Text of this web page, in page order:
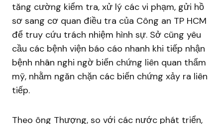
tăng cường kiểm tra, xử lý các vi phạm, gửi hồ
sơ sang cơ quan điều tra của Công an TP HCM
để truy cứu trách nhiệm hình sự. Sở cũng yêu
cầu các bệnh viện báo cáo nhanh khi tiếp nhận
bệnh nhân nghi ngờ biến chứng liên quan thẩm
mỹ, nhằm ngăn chặn các biến chứng xảy ra liên
tiếp.
Theo ông Thượng, so với các nước phát triển,